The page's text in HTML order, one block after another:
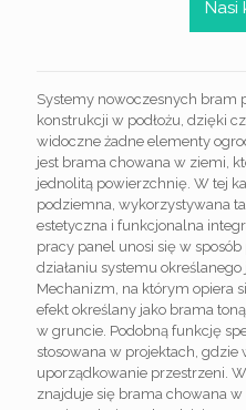
Nasi
Systemy nowoczesnych bram
konstrukcji w podłożu, dzięki
widoczne żadne elementy
jest brama chowana w ziemi,
jednolitą powierzchnię. W tej
podziemna, wykorzystywana
estetyczna i funkcjonalna
pracy panel unosi się w
działaniu systemu
Mechanizm, na którym opiera
efekt określany jako brama
w gruncie. Podobną funkcję
stosowana w projektach, gdzie
uporządkowanie przestrzeni.
znajduje się brama chowana w